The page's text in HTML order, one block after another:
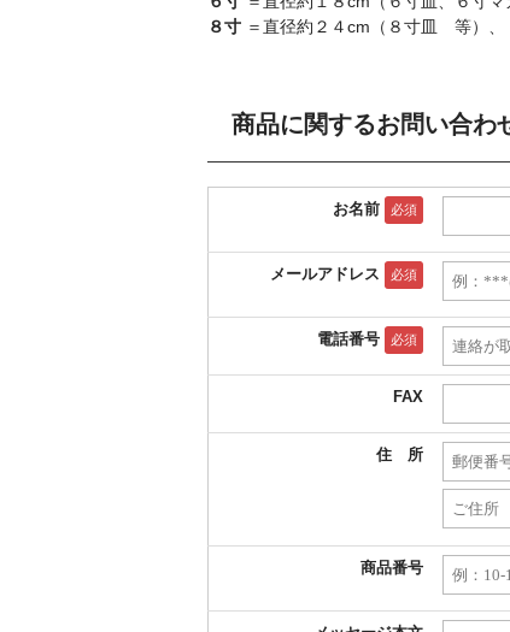
８寸 ＝直径約２４cm（８寸皿 等）、
商品に関するお問い合わ
お名前 必須
メールアドレス 必須
電話番号 必須
FAX
住 所
商品番号